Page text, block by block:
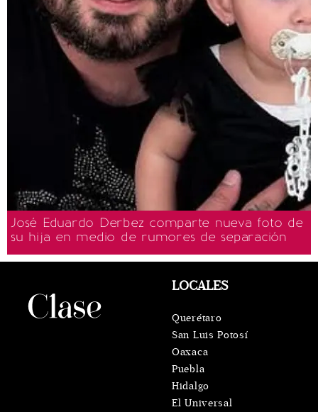
José Eduardo Derbez comparte nueva foto de
su hija en medio de rumores de separación
LOCALES
Querétaro
San Luis Potosí
Oaxaca
Puebla
Hidalgo
El Universal